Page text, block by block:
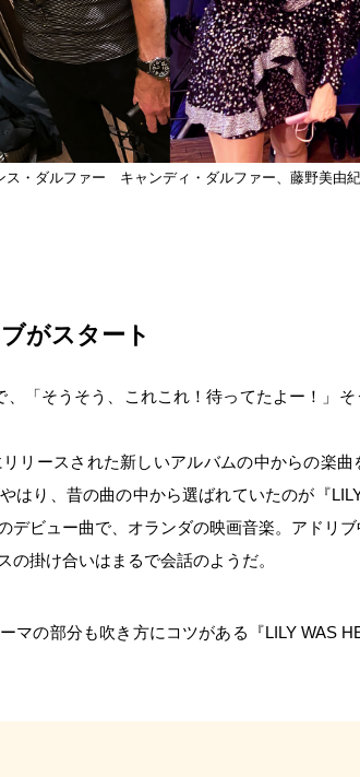
・ダルファー キャンディ・ダルファー、藤野美由紀
がスタート
「そうそう、これこれ！待ってたよー！」
リースされた新しいアルバムの中からの楽
はり、昔の曲の中から選ばれていたのが『
デビュー曲で、オランダの映画音楽。アドリ
の掛け合いはまるで会話のようだ。
マの部分も吹き方にコツがある『LILY WAS